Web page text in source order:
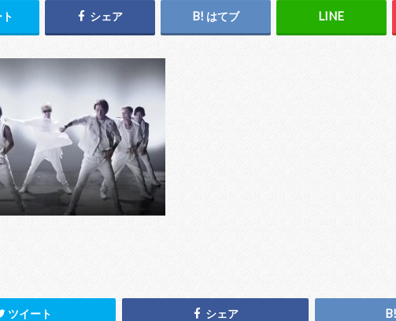
シェア はてブ
ツイート シェア